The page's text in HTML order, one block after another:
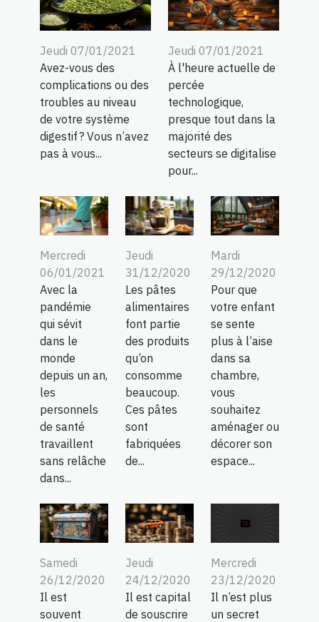
Jeudi 07/01/2021
Avez-vous des
complications ou des
troubles au niveau
de votre système
digestif ? Vous n’avez
pas à vous...
Jeudi 07/01/2021
À l'heure actuelle de
percée
technologique,
presque tout dans la
majorité des
secteurs se digitalise
pour...
Mercredi
06/01/2021
Avec la
pandémie
qui sévit
dans le
monde
depuis un an,
les
personnels
de santé
travaillent
sans relâche
dans...
Jeudi
31/12/2020
Les pâtes
alimentaires
font partie
des produits
qu’on
consomme
beaucoup.
Ces pâtes
sont
fabriquées
de...
Mardi
29/12/2020
Pour que
votre enfant
se sente
plus à l’aise
dans sa
chambre,
vous
souhaitez
aménager ou
décorer son
espace...
Samedi
26/12/2020
Il est
souvent
Jeudi
24/12/2020
Il est capital
de souscrire
Mercredi
23/12/2020
Il n’est plus
un secret